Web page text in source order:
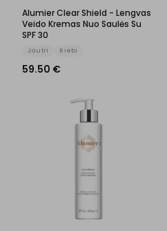
Alumier Clear Shield - Lengvas
Veido Kremas Nuo Saulės Su
SPF 30
Jautri Riebi
59.50 €